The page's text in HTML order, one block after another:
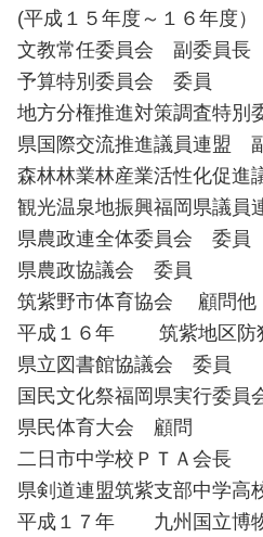
(平成１５年度～１６年度）
文教常任委員会 副委員長
予算特別委員会 委員
地方分権推進対策調査特
県国際交流推進議員連盟
森林林業林産業活性化促
観光温泉地振興福岡県議
県農政連全体委員会 委員
県農政協議会 委員
筑紫野市体育協会 顧問他
平成１６年 筑紫地区防
県立図書館協議会 委員
国民文化祭福岡県実行委
県民体育大会 顧問
二日市中学校ＰＴＡ会長
県剣道連盟筑紫支部中学
平成１７年 九州国立博